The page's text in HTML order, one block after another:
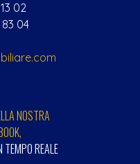
02
83 04
NOSTRA
TEMPO REALE